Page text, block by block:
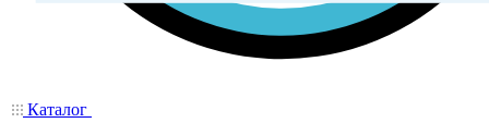
Каталог